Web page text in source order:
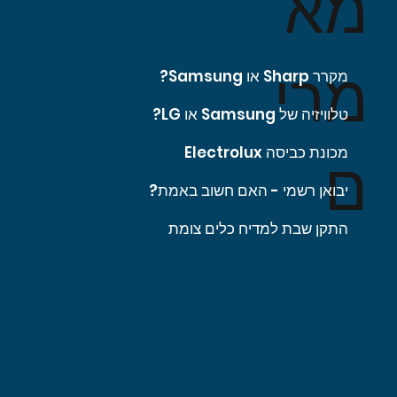
מרי
ם
מקרר Sharp או Samsung?
טלוויזיה של Samsung או LG?
מכונת כביסה Electrolux
יבואן רשמי - האם חשוב באמת?
התקן שבת למדיח כלים צומת